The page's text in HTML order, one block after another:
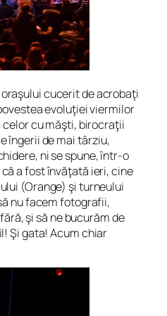
cucerit de acrobaţi
evoluţiei viermilor
cu măşti, birocraţii
îngerii de mai târziu,
ni se spune, într-o
a fost învăţată ieri, cine
(Orange) şi turneului
nu facem fotografii,
şi să ne bucurăm de
Şi gata! Acum chiar